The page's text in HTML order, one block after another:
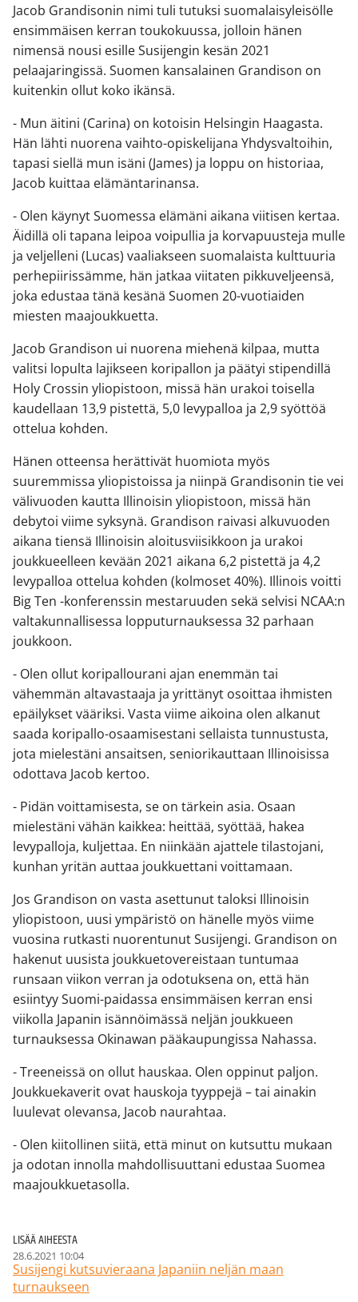
Jacob Grandisonin nimi tuli tutuksi suomalaisyleisölle
ensimmäisen kerran toukokuussa, jolloin hänen
nimensä nousi esille Susijengin kesän 2021
pelaajaringissä. Suomen kansalainen Grandison on
kuitenkin ollut koko ikänsä.
- Mun äitini (Carina) on kotoisin Helsingin Haagasta.
Hän lähti nuorena vaihto-opiskelijana Yhdysvaltoihin,
tapasi siellä mun isäni (James) ja loppu on historiaa,
Jacob kuittaa elämäntarinansa.
- Olen käynyt Suomessa elämäni aikana viitisen kertaa.
Äidillä oli tapana leipoa voipullia ja korvapuusteja mulle
ja veljelleni (Lucas) vaaliakseen suomalaista kulttuuria
perhepiirissämme, hän jatkaa viitaten pikkuveljeensä,
joka edustaa tänä kesänä Suomen 20-vuotiaiden
miesten maajoukkuetta.
Jacob Grandison ui nuorena miehenä kilpaa, mutta
valitsi lopulta lajikseen koripallon ja päätyi stipendillä
Holy Crossin yliopistoon, missä hän urakoi toisella
kaudellaan 13,9 pistettä, 5,0 levypalloa ja 2,9 syöttöä
ottelua kohden.
Hänen otteensa herättivät huomiota myös
suuremmissa yliopistoissa ja niinpä Grandisonin tie vei
välivuoden kautta Illinoisin yliopistoon, missä hän
debytoi viime syksynä. Grandison raivasi alkuvuoden
aikana tiensä Illinoisin aloitusviisikkoon ja urakoi
joukkueelleen kevään 2021 aikana 6,2 pistettä ja 4,2
levypalloa ottelua kohden (kolmoset 40%). Illinois voitti
Big Ten -konferenssin mestaruuden sekä selvisi NCAA:n
valtakunnallisessa lopputurnauksessa 32 parhaan
joukkoon.
- Olen ollut koripallourani ajan enemmän tai
vähemmän altavastaaja ja yrittänyt osoittaa ihmisten
epäilykset vääriksi. Vasta viime aikoina olen alkanut
saada koripallo-osaamisestani sellaista tunnustusta,
jota mielestäni ansaitsen, seniorikauttaan Illinoisissa
odottava Jacob kertoo.
- Pidän voittamisesta, se on tärkein asia. Osaan
mielestäni vähän kaikkea: heittää, syöttää, hakea
levypalloja, kuljettaa. En niinkään ajattele tilastojani,
kunhan yritän auttaa joukkuettani voittamaan.
Jos Grandison on vasta asettunut taloksi Illinoisin
yliopistoon, uusi ympäristö on hänelle myös viime
vuosina rutkasti nuorentunut Susijengi. Grandison on
hakenut uusista joukkuetovereistaan tuntumaa
runsaan viikon verran ja odotuksena on, että hän
esiintyy Suomi-paidassa ensimmäisen kerran ensi
viikolla Japanin isännöimässä neljän joukkueen
turnauksessa Okinawan pääkaupungissa Nahassa.
- Treeneissä on ollut hauskaa. Olen oppinut paljon.
Joukkuekaverit ovat hauskoja tyyppejä – tai ainakin
luulevat olevansa, Jacob naurahtaa.
- Olen kiitollinen siitä, että minut on kutsuttu mukaan
ja odotan innolla mahdollisuuttani edustaa Suomea
maajoukkuetasolla.
LISÄÄ AIHEESTA
28.6.2021 10:04
Susijengi kutsuvieraana Japaniin neljän maan
turnaukseen